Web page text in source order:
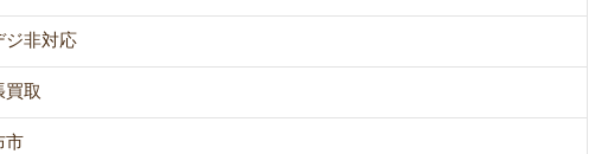
ジ非対応
買取
市